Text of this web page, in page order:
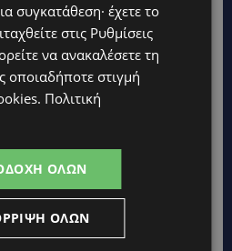
– Έκκληση της Αστυνομίας για
συγκατάθεση· έχετε το
στις Ρυθμίσεις
να ανακαλέσετε τη
οποιαδήποτε στιγμή
. Πολιτική
ΌΛΩΝ
ΌΛΩΝ